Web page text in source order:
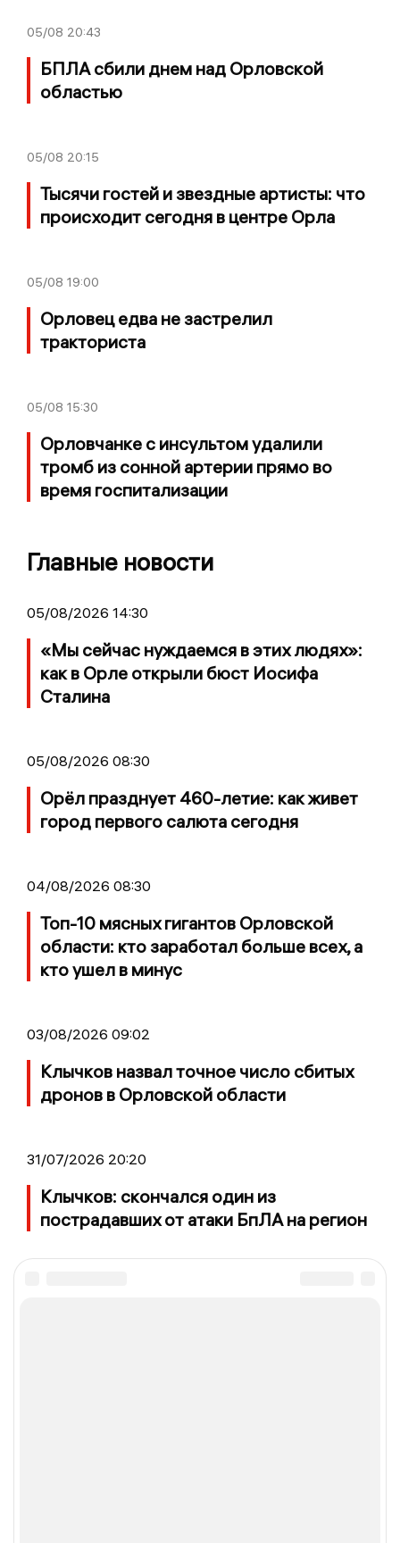
05/08 20:43
БПЛА сбили днем над Орловской
областью
05/08 20:15
Тысячи гостей и звездные артисты: что
происходит сегодня в центре Орла
05/08 19:00
Орловец едва не застрелил
тракториста
05/08 15:30
Орловчанке с инсультом удалили
тромб из сонной артерии прямо во
время госпитализации
Главные новости
05/08/2026 14:30
«Мы сейчас нуждаемся в этих людях»:
как в Орле открыли бюст Иосифа
Сталина
05/08/2026 08:30
Орёл празднует 460-летие: как живет
город первого салюта сегодня
04/08/2026 08:30
Топ-10 мясных гигантов Орловской
области: кто заработал больше всех, а
кто ушел в минус
03/08/2026 09:02
Клычков назвал точное число сбитых
дронов в Орловской области
31/07/2026 20:20
Клычков: скончался один из
пострадавших от атаки БпЛА на регион